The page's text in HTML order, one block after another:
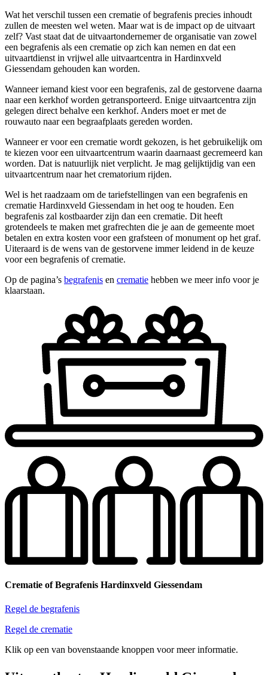
Wat het verschil tussen een crematie of begrafenis precies inhoudt
zullen de meesten wel weten. Maar wat is de impact op de uitvaart
zelf? Vast staat dat de uitvaartondernemer de organisatie van zowel
een begrafenis als een crematie op zich kan nemen en dat een
uitvaartdienst in vrijwel alle uitvaartcentra in Hardinxveld
Giessendam gehouden kan worden.
Wanneer iemand kiest voor een begrafenis, zal de gestorvene daarna
naar een kerkhof worden getransporteerd. Enige uitvaartcentra zijn
gelegen direct behalve een kerkhof. Anders moet er met de
rouwauto naar een begraafplaats gereden worden.
Wanneer er voor een crematie wordt gekozen, is het gebruikelijk om
te kiezen voor een uitvaartcentrum waarin daarnaast gecremeerd kan
worden. Dat is natuurlijk niet verplicht. Je mag gelijktijdig van een
uitvaartcentrum naar het crematorium rijden.
Wel is het raadzaam om de tariefstellingen van een begrafenis en
crematie Hardinxveld Giessendam in het oog te houden. Een
begrafenis zal kostbaarder zijn dan een crematie. Dit heeft
grotendeels te maken met grafrechten die je aan de gemeente moet
betalen en extra kosten voor een grafsteen of monument op het graf.
Uiteraard is de wens van de gestorvene immer leidend in de keuze
voor een begrafenis of crematie.
Op de pagina’s begrafenis en crematie hebben we meer info voor je
klaarstaan.
Crematie of Begrafenis Hardinxveld Giessendam
Regel de begrafenis
Regel de crematie
Klik op een van bovenstaande knoppen voor meer informatie.